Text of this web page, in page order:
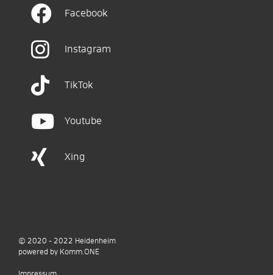
Facebook
Instagram
TikTok
Youtube
Xing
© 2020 - 2022 Heidenheim
powered by Komm.ONE